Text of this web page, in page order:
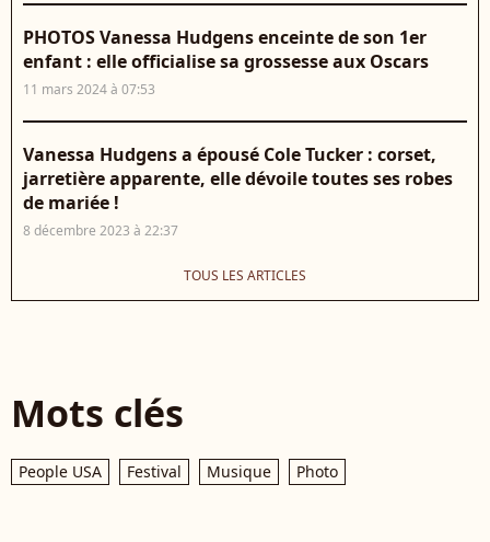
PHOTOS Vanessa Hudgens enceinte de son 1er
enfant : elle officialise sa grossesse aux Oscars
11 mars 2024 à 07:53
Vanessa Hudgens a épousé Cole Tucker : corset,
jarretière apparente, elle dévoile toutes ses robes
de mariée !
8 décembre 2023 à 22:37
TOUS LES ARTICLES
Mots clés
People USA Festival Musique Photo